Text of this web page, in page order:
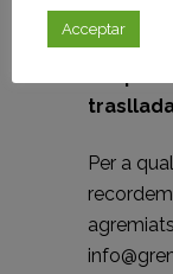
malaltia.
Per a
Acceptar